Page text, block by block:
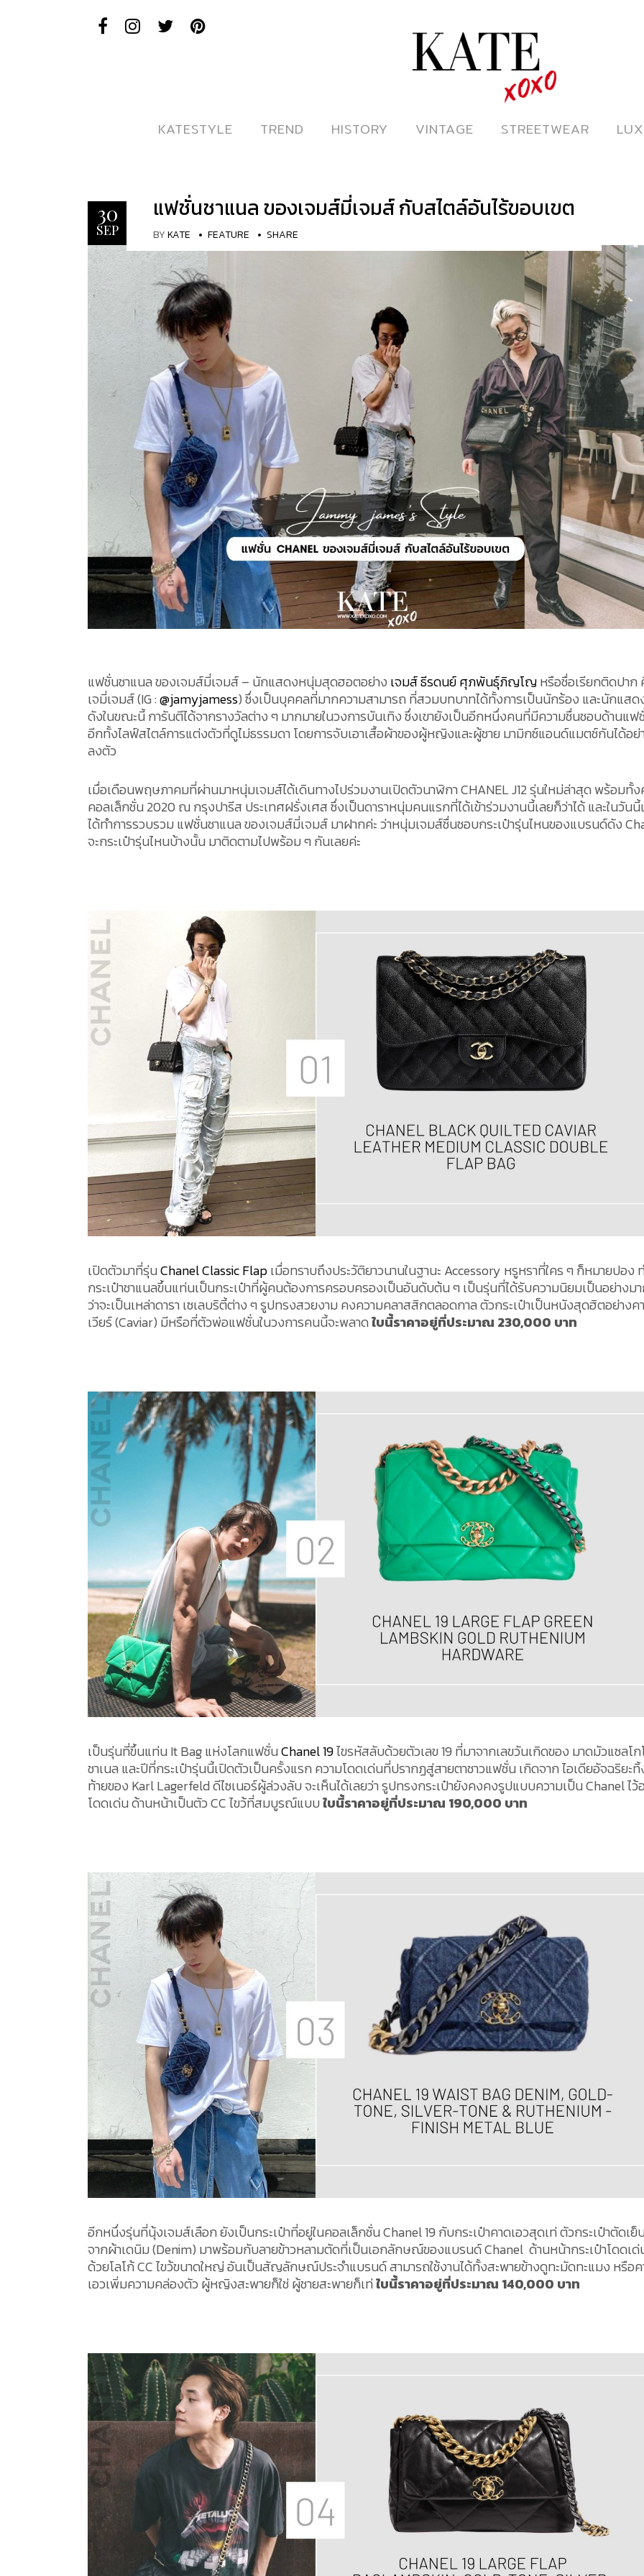
ดูหนังออนไลน์
KATESTYLE
KATESTYLE TREND
TREND HISTORY
HISTORY VINTAGE
VINTAGE STREETWEAR
STREETWEAR
30
SEP
แฟชั่นชาแนล ของเจมส์มี่เจมส์ กับสไตล์อันไร้ขอบเขต
BYKATE FEATURE SHARE
แฟชั่นชาแนล ของเจมส์มี่เจมส์ – นักแสดงหนุ่มสุดฮอตอย่าง เจมส์ ธีรดนย์ ศุภพันธุ์ภิญโญหรือชื่อเรียกติดปาก
เจมี่เจมส์ (IG :@jamyjamess) ซึ่งเป็นบุคคลที่มากความสามารถ ที่สวมบทบาทได้ทั้งการเป็นนักร้อง และนักแสด
ดังในขณะนี้ การันตีได้จากรางวัลต่าง ๆ มากมายในวงการบันเทิง ซึ่งเขายังเป็นอีกหนึ่งคนที่มีความชื่นชอบด้านแฟ
อีกทั้งไลฟ์สไตล์การแต่งตัวที่ดูไม่ธรรมดา โดยการจับเอาเสื้อผ้าของผู้หญิงและผู้ชาย มามิกซ์แอนด์แมตช์กันได้อย่
ลงตัว
เมื่อเดือนพฤษภาคมที่ผ่านมาหนุ่มเจมส์ได้เดินทางไปร่วมงานเปิดตัวนาฬิกา CHANEL J12 รุ่นใหม่ล่าสุด พร้อมทั้
คอลเล็กชั่น 2020 ณ กรุงปารีส ประเทศฝรั่งเศส ซึ่งเป็นดาราหนุ่มคนแรกที่ได้เข้าร่วมงานนี้เลยก็ว่าได้ และในวันนี้
ได้ทำการรวบรวม แฟชั่นชาแนล ของเจมส์มี่เจมส์ มาฝากค่ะ ว่าหนุ่มเจมส์ชื่นชอบกระเป๋ารุ่นไหนของแบรนด์ดัง
จะกระเป๋ารุ่นไหนบ้างนั้น มาติดตามไปพร้อม ๆ กันเลยค่ะ
เปิดตัวมาที่รุ่นChanelClassic Flapเมื่อทราบถึงประวัติยาวนานในฐานะ Accessory หรูหราที่ใคร ๆ ก็หมายปอง
กระเป๋าชาแนลขึ้นแท่นเป็นกระเป๋าที่ผู้คนต้องการครอบครองเป็นอันดับต้น ๆ เป็นรุ่นที่ได้รับความนิยมเป็นอย่างม
ว่าจะเป็นเหล่าดารา เซเลบริตี้ต่าง ๆ รูปทรงสวยงาม คงความคลาสสิกตลอดกาล ตัวกระเป๋าเป็นหนังสุดฮิตอย่างคา
เวียร์ (Caviar) มีหรือที่ตัวพ่อแฟชั่นในวงการคนนี้จะพลาดใบนี้ราคาอยู่ที่ประมาณ 230,000 บาท
เป็นรุ่นที่ขึ้นแท่น It Bag แห่งโลกแฟชั่นChanel 19ไขรหัสลับด้วยตัวเลข 19 ที่มาจากเลขวันเกิดของ มาดมัวแซลโ
ชาเนล และปีที่กระเป๋ารุ่นนี้เปิดตัวเป็นครั้งแรก ความโดดเด่นที่ปรากฏสู่สายตาชาวแฟชั่น เกิดจาก ไอเดียอัจฉริยะ
ท้ายของ Karl Lagerfeld ดีไซเนอร์ผู้ล่วงลับ จะเห็นได้เลยว่า รูปทรงกระเป๋ายังคงคงรูปแบบความเป็น Chanel ไว้
โดดเด่น ด้านหน้าเป็นตัว CC ไขว้ที่สมบูรณ์แบบใบนี้ราคาอยู่ที่ประมาณ 190,000 บาท
อีกหนึ่งรุ่นที่นุ้งเจมส์เลือก ยังเป็นกระเป๋าที่อยู่ในคอลเล็กชั่น Chanel 19 กับกระเป๋าคาดเอวสุดเท่ ตัวกระเป๋าตัดเย็
จากผ้าเดนิม (Denim) มาพร้อมกับลายข้าวหลามตัดที่เป็นเอกลักษณ์ของแบรนด์ Chanel ด้านหน้ากระเป๋าโดดเด่
ด้วยโลโก้ CC ไขว้ขนาดใหญ่ อันเป็นสัญลักษณ์ประจำแบรนด์ สามารถใช้งานได้ทั้งสะพายข้างดูทะมัดทะแมง หรือ
เอวเพิ่มความคล่องตัว ผู้หญิงสะพายก็ใช่ ผู้ชายสะพายก็เท่ใบนี้ราคาอยู่ที่ประมาณ 140,000 บาท